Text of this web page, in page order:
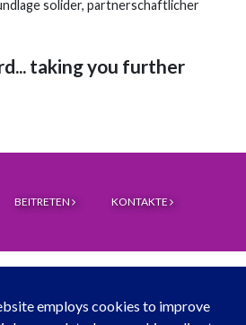
solider, partnerschaftlicher
taking you further
BEITRETEN KONTAKTE
employs cookies to improve